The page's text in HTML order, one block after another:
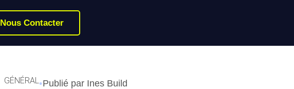
Nous Contacter
GÉNÉRAL•Publié par Ines Build